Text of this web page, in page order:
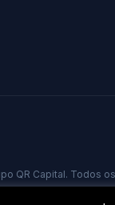
QR Capital. Todos